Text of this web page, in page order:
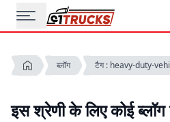
ब्लॉग टैग : heavy-duty-
इस श्रेणी के लिए कोई ब्लॉग